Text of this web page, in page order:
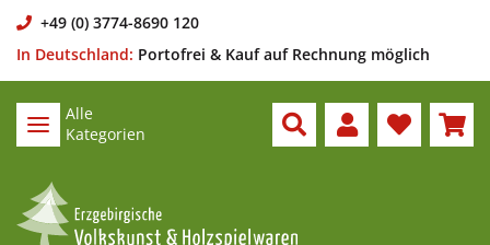
+49 (0) 3774-8690 120
In Deutschland: Portofrei & Kauf auf Rechnung möglich
Alle
Kategorien